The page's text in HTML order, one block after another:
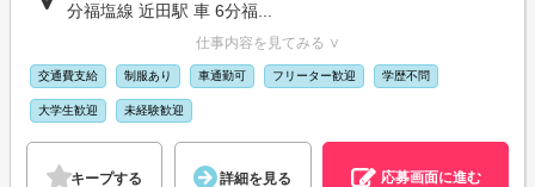
分福塩線 近田駅 車 6分福...
仕事内容を見てみる ∨
交通費支給 制服あり 車通勤可 フリーター歓迎 学歴不問
大学生歓迎 未経験歓迎
キープする 詳細を見る 応募画面に進む